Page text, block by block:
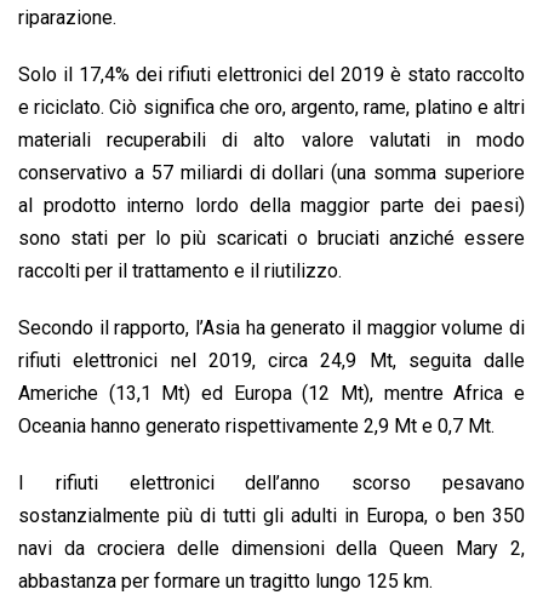
riparazione.
Solo il 17,4% dei rifiuti elettronici del 2019 è stato raccolto
e riciclato. Ciò significa che oro, argento, rame, platino e altri
materiali recuperabili di alto valore valutati in modo
conservativo a 57 miliardi di dollari (una somma superiore
al prodotto interno lordo della maggior parte dei paesi)
sono stati per lo più scaricati o bruciati anziché essere
raccolti per il trattamento e il riutilizzo.
Secondo il rapporto, l’Asia ha generato il maggior volume di
rifiuti elettronici nel 2019, circa 24,9 Mt, seguita dalle
Americhe (13,1 Mt) ed Europa (12 Mt), mentre Africa e
Oceania hanno generato rispettivamente 2,9 Mt e 0,7 Mt.
I rifiuti elettronici dell’anno scorso pesavano
sostanzialmente più di tutti gli adulti in Europa, o ben 350
navi da crociera delle dimensioni della Queen Mary 2,
abbastanza per formare un tragitto lungo 125 km.